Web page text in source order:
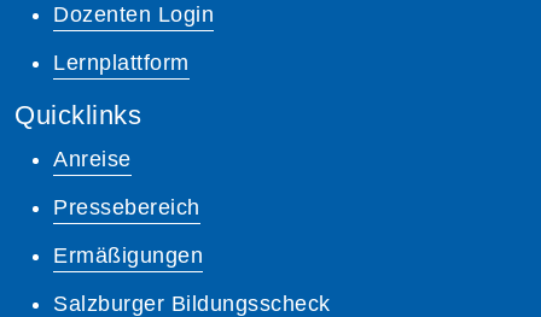
Dozenten Login
Lernplattform
Quicklinks
Anreise
Pressebereich
Ermäßigungen
Salzburger Bildungsscheck